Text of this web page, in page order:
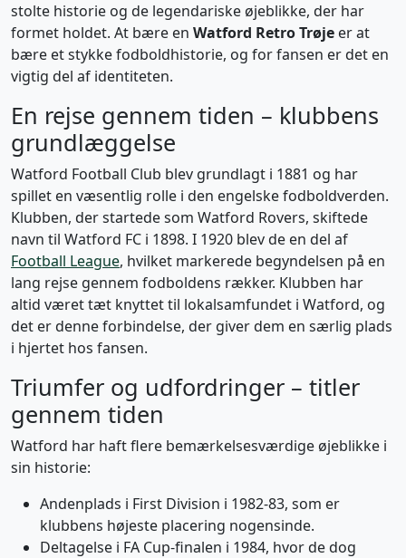
stolte historie og de legendariske øjeblikke, der har
formet holdet. At bære en Watford Retro Trøje er at
bære et stykke fodboldhistorie, og for fansen er det en
vigtig del af identiteten.
En rejse gennem tiden – klubbens
grundlæggelse
Watford Football Club blev grundlagt i 1881 og har
spillet en væsentlig rolle i den engelske fodboldverden.
Klubben, der startede som Watford Rovers, skiftede
navn til Watford FC i 1898. I 1920 blev de en del af
Football League, hvilket markerede begyndelsen på en
lang rejse gennem fodboldens rækker. Klubben har
altid været tæt knyttet til lokalsamfundet i Watford, og
det er denne forbindelse, der giver dem en særlig plads
i hjertet hos fansen.
Triumfer og udfordringer – titler
gennem tiden
Watford har haft flere bemærkelsesværdige øjeblikke i
sin historie:
Andenplads i First Division i 1982-83, som er
klubbens højeste placering nogensinde.
Deltagelse i FA Cup-finalen i 1984, hvor de dog